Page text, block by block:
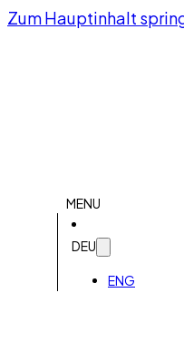
Zum Hauptinhalt
MENU
DEU
ENG